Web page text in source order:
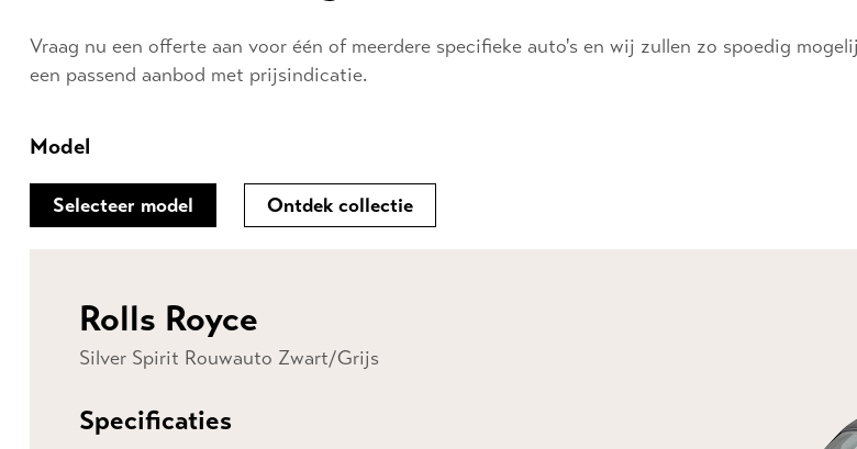
Vraag nu een offerte aan voor één of meerdere specifieke auto's en wij zullen zo spoedig
een passend aanbod met prijsindicatie.
Model
Selecteer model Ontdek collectie
Rolls Royce
Silver Spirit Rouwauto Zwart/Grijs
Specificaties